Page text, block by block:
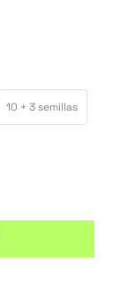
10 + 3 semillas